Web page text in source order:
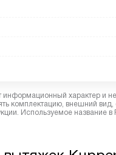
характер и
комплектацию, внешний вид,
Используемое название в